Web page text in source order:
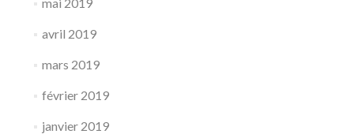
avril 2019
mars 2019
février 2019
janvier 2019